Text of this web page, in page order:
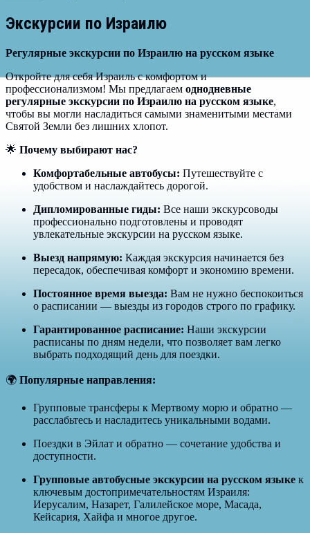
Экскурсии по Израилю
Регулярные экскурсии по Израилю на русском языке
Откройте для себя Израиль с комфортом и
профессионализмом! Мы предлагаем однодневные
регулярные экскурсии по Израилю на русском языке,
чтобы вы могли насладиться самыми знаменитыми местами
Святой Земли без лишних хлопот.
🌟 Почему выбирают нас?
Комфортабельные автобусы: Путешествуйте с
удобством и наслаждайтесь дорогой.
Дипломированные гиды: Все наши экскурсоводы
профессионально подготовлены и проводят
увлекательные экскурсии на русском языке.
Выезд напрямую: Каждая экскурсия начинается без
пересадок, обеспечивая комфорт и экономию времени.
Постоянное время выезда: Вам не нужно беспокоиться
о расписании — выезды из городов строго по графику.
Гарантированное расписание: Наши экскурсии
расписаны по дням недели, что позволяет вам легко
выбрать подходящий день для поездки.
🌍 Популярные направления:
Групповые трансферы к Мертвому морю и обратно —
расслабьтесь и насладитесь уникальными водами.
Поездки в Эйлат и обратно — сочетание удобства и
доступности.
Групповые автобусные экскурсии на русском языке к
ключевым достопримечательностям Израиля:
Иерусалим, Назарет, Галилейское море, Масада,
Кейсария, Хайфа и многое другое.